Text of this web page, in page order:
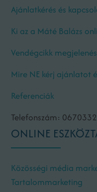
Ajánlatkérés és
Ki az a Máté Balázs
Vendégcikk megjelenés
Mire NE kérj ajánlatot
Referenciák
Telefonszám:
ONLINE
Közösségi média
Tartalommarketing